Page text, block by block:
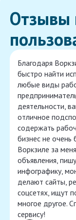
Отзывы
Благодаря
быстро найти
любые виды
деятельности,
отличное
содержать
бизнес не
Воркзиле за
объявления,
инфографику,
делают сайты,
соцсетях, ищут
многое другое.
сервису!